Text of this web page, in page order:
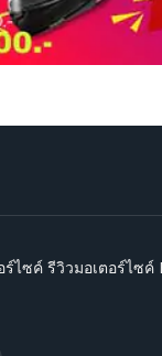
ไซค์ รีวิวมอเตอร์ไซค์